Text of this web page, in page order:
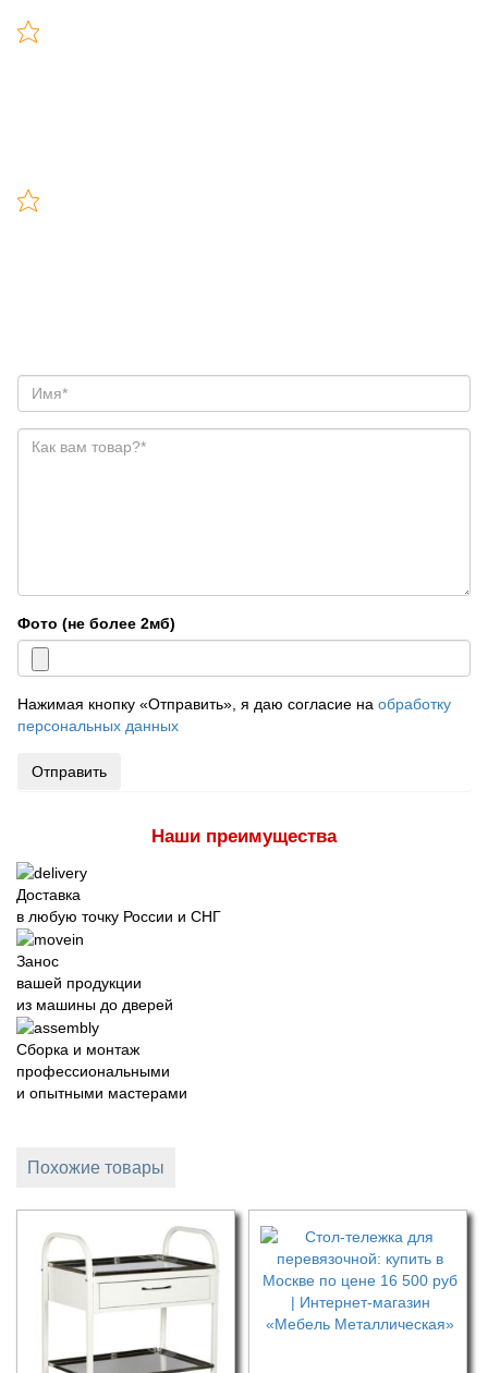
Фото (не более 2мб)
Нажимая кнопку «Отправить», я даю согласие на обработку
персональных данных
Отправить
Наши преимущества
Доставка
в любую точку России и СНГ
Занос
вашей продукции
из машины до дверей
Сборка и монтаж
профессиональными
и опытными мастерами
Похожие товары